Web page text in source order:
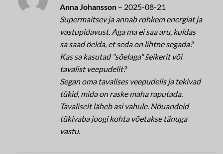
Betygsatt
4 av 5
Anna Johansson – 2025-08-21
Supermaitsev ja annab rohkem energiat ja
vastupidavust. Aga ma ei saa aru, kuidas
sa saad öelda, et seda on lihtne segada?
Kas sa kasutad "sõelaga" šeikerit või
tavalist veepudelit?
Segan oma tavalises veepudelis ja tekivad
tükid, mida on raske maha raputada.
Tavaliselt läheb asi vahule. Nõuandeid
tükivaba joogi kohta võetakse tänuga
vastu.